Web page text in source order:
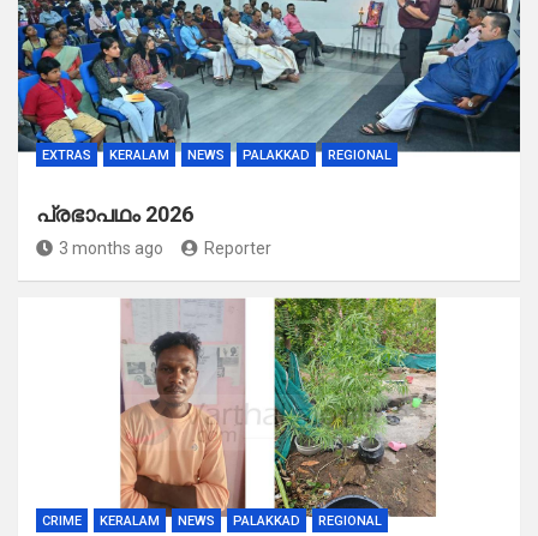
EXTRAS KERALAM NEWS PALAKKAD REGIONAL
പ്രഭാപഥം 2026
3 months ago Reporter
CRIME KERALAM NEWS PALAKKAD REGIONAL